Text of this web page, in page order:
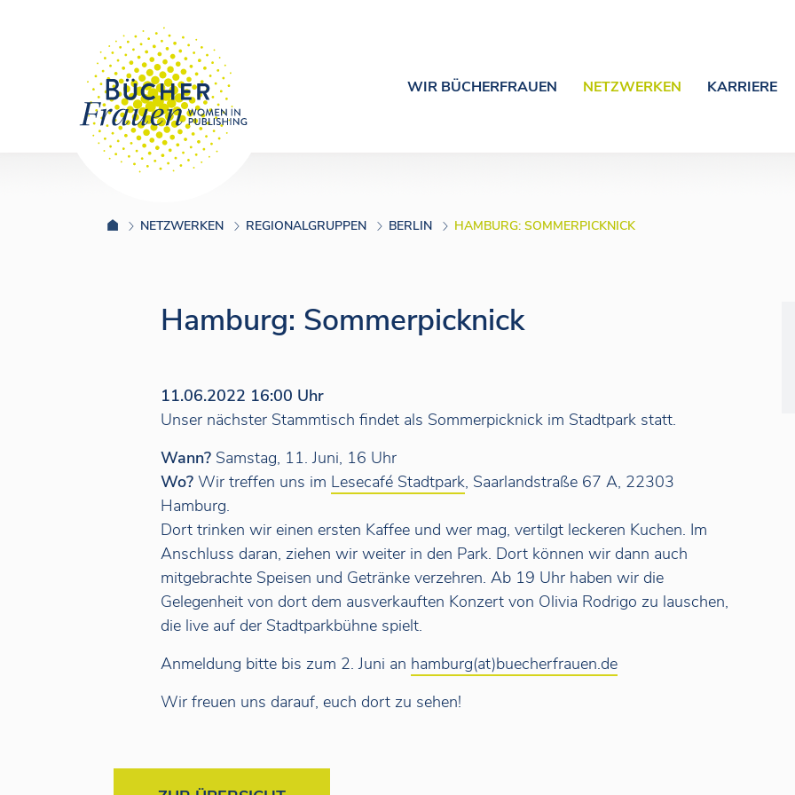
WIR BÜCHERFRAUEN NETZWERKEN KARRIERE
NETZWERKEN REGIONALGRUPPEN BERLIN HAMBURG: SOMMERPICKNICK
Hamburg: Sommerpicknick
11.06.2022 16:00 Uhr
Unser nächster Stammtisch findet als Sommerpicknick im Stadtpark statt.
Wann? Samstag, 11. Juni, 16 Uhr
Wo? Wir treffen uns im Lesecafé Stadtpark, Saarlandstraße 67 A, 22303
Hamburg.
Dort trinken wir einen ersten Kaffee und wer mag, vertilgt leckeren Kuchen. Im
Anschluss daran, ziehen wir weiter in den Park. Dort können wir dann auch
mitgebrachte Speisen und Getränke verzehren. Ab 19 Uhr haben wir die
Gelegenheit von dort dem ausverkauften Konzert von Olivia Rodrigo zu lauschen,
die live auf der Stadtparkbühne spielt.
Anmeldung bitte bis zum 2. Juni an hamburg(at)buecherfrauen.de
Wir freuen uns darauf, euch dort zu sehen!